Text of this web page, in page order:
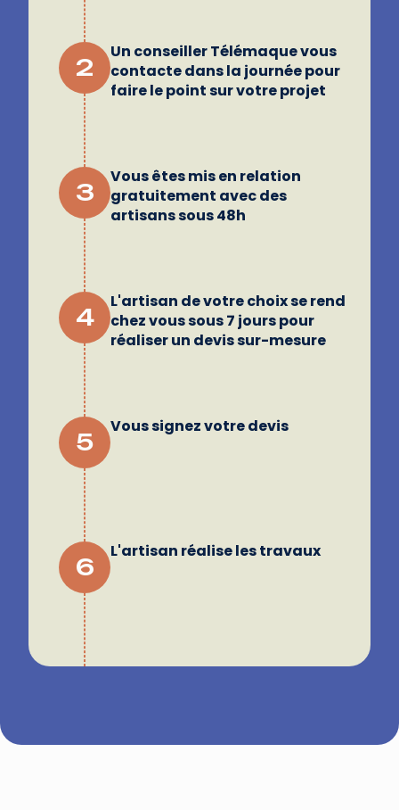
2
Un conseiller Télémaque vous
contacte dans la journée pour
faire le point sur votre projet
3
Vous êtes mis en relation
gratuitement avec des
artisans sous 48h
4
L'artisan de votre choix se rend
chez vous sous 7 jours pour
réaliser un devis sur-mesure
5
Vous signez votre devis
6
L'artisan réalise les travaux